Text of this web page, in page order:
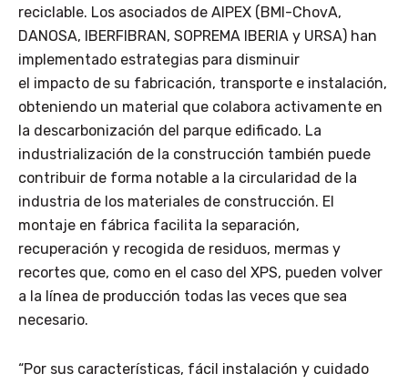
reciclable. Los asociados de AIPEX (BMI-ChovA,
DANOSA, IBERFIBRAN, SOPREMA IBERIA y URSA) han
implementado estrategias para disminuir
el impacto de su fabricación, transporte e instalación,
obteniendo un material que colabora activamente en
la descarbonización del parque edificado. La
industrialización de la construcción también puede
contribuir de forma notable a la circularidad de la
industria de los materiales de construcción. El
montaje en fábrica facilita la separación,
recuperación y recogida de residuos, mermas y
recortes que, como en el caso del XPS, pueden volver
a la línea de producción todas las veces que sea
necesario.
“Por sus características, fácil instalación y cuidado